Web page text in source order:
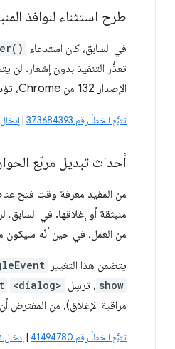
طرح استثناء لنوافذ
في السابق، كان استدعاء
تعذُّر التنفيذ بدون إشعار. لن
الإصدار 132 من Chrome، تؤدي هذه الحالات الآن إلى ظهور الخطأ
تتبُّع الخطأ رقم 373684393 |إدخال ChromeStatus.com
أحداث تبديل مربّع الحوار
من المفيد معرفة وقت فتح
منبثقة أو إغلاقها. في
من العمل، في حين أنّه
يتضمن هذا التغيير
show ، ترسِل <dialog>
مراقبة الإغلاق)، من المفترض
تتبُّع الخطأ رقم 41494780 |إدخال ChromeStatus.com